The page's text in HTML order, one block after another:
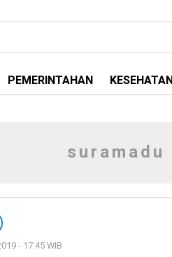
PEMERINTAHAN
suramadu
- 17:45 WIB